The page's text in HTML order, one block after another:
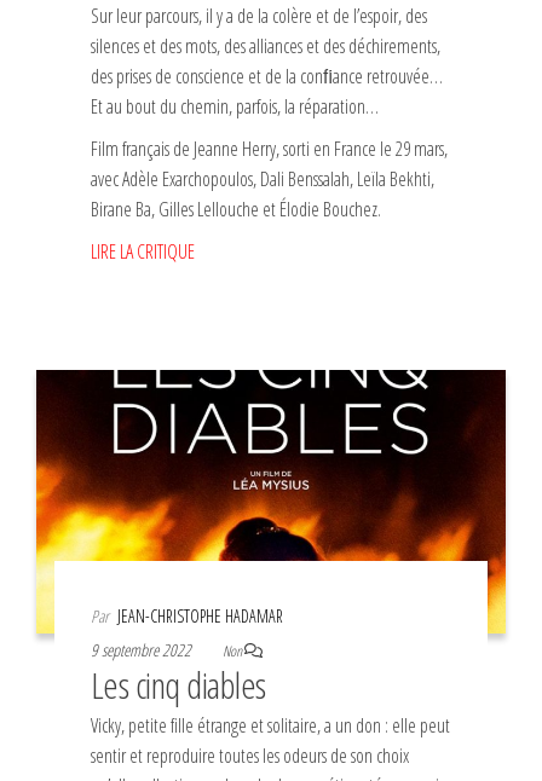
Sur leur parcours, il y a de la colère et de l’espoir, des
silences et des mots, des alliances et des déchirements,
des prises de conscience et de la conﬁance retrouvée…
Et au bout du chemin, parfois, la réparation…
Film français de Jeanne Herry, sorti en France le 29 mars,
avec Adèle Exarchopoulos, Dali Benssalah, Leïla Bekhti,
Birane Ba, Gilles Lellouche et Élodie Bouchez.
LIRE LA CRITIQUE
Par JEAN-CHRISTOPHE HADAMAR
9 septembre 2022
Non
Les cinq diables
Vicky, petite fille étrange et solitaire, a un don : elle peut
sentir et reproduire toutes les odeurs de son choix